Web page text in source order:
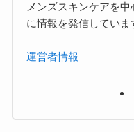
メンズスキンケアを
に情報を発信していま
運営者情報